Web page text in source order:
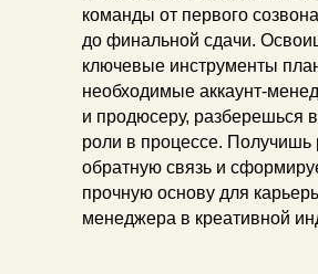
команды от первого созвона
до финальной сдачи.
ключевые инструменты
необходимые аккаунт-
и продюсеру, разберешься
роли в процессе. Получишь
обратную связь и
прочную основу для
менеджера в креативной